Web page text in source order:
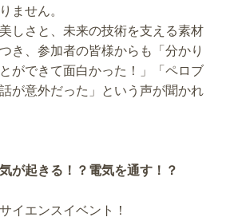
ません。
しさと、未来の技術を支える素材
き、参加者の皆様からも「分かり
ができて面白かった！」「ペロブ
が意外だった」という声が聞かれ
が起きる！？電気を通す！？
イエンスイベント！